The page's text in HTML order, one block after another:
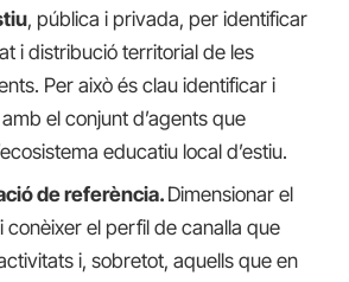
, pública i privada, per identificar
i distribució territorial de les
Per això és clau identificar i
el conjunt d’agents que
educatiu local d’estiu.
de referència. Dimensionar el
conèixer el perfil de canalla que
i, sobretot, aquells que en